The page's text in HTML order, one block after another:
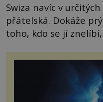
Swiza navíc v
přátelská. Dokáže
toho, kdo se jí